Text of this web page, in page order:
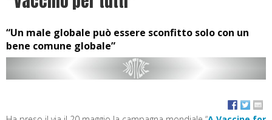
“Un male globale può essere sconfitto solo con un
bene comune globale”